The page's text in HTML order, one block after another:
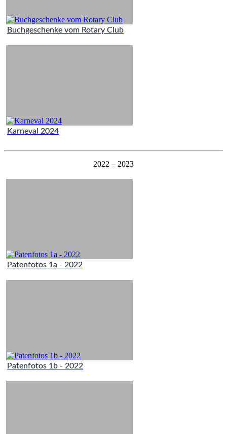
Buchgeschenke vom Rotary Club
Karneval 2024
2022 – 2023
Patenfotos 1a - 2022
Patenfotos 1b - 2022